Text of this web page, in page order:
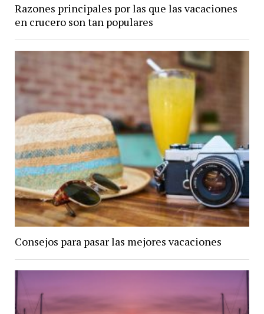
Razones principales por las que las vacaciones
en crucero son tan populares
Consejos para pasar las mejores vacaciones